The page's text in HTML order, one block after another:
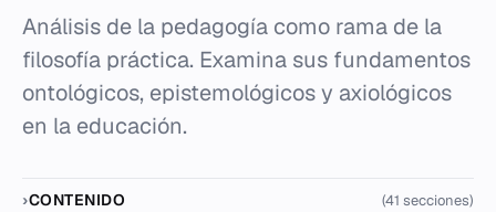
Análisis de la pedagogía como rama de la
filosofía práctica. Examina sus fundamentos
ontológicos, epistemológicos y axiológicos
en la educación.
CONTENIDO (41 secciones)